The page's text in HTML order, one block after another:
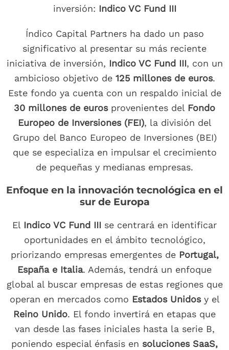
inversión: Indico VC Fund III
Índico Capital Partners ha dado un paso
significativo al presentar su más reciente
iniciativa de inversión, Indico VC Fund III, con un
ambicioso objetivo de 125 millones de euros.
Este fondo ya cuenta con un respaldo inicial de
30 millones de eurosprovenientes del Fondo
Europeo de Inversiones (FEI), la división del
Grupo del Banco Europeo de Inversiones (BEI)
que se especializa en impulsar el crecimiento
de pequeñas y medianas empresas.
Enfoque en la innovación tecnológica en el
sur de Europa
El Indico VC Fund III se centrará en identificar
oportunidades en el ámbito tecnológico,
priorizando empresas emergentes de Portugal,
España e Italia. Además, tendrá un enfoque
global al buscar empresas de estas regiones que
operan en mercados como Estados Unidosy el
Reino Unido. El fondo invertirá en etapas que
van desde las fases iniciales hasta la serie B,
poniendo especial énfasis en soluciones SaaS,